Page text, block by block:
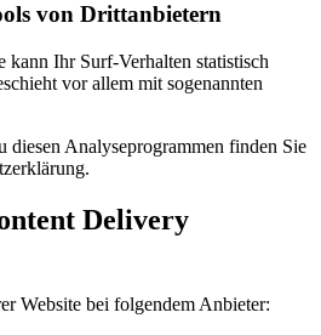
von Drittanbietern
kann Ihr Surf-Verhalten statistisch
vor allem mit sogenannten
diesen Analyseprogrammen finden Sie
Delivery
Website bei folgendem Anbieter: